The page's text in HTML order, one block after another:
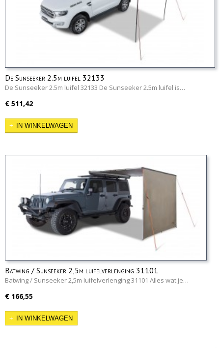
De Sunseeker 2.5m luifel 32133
De Sunseeker 2.5m luifel 32133 De Sunseeker 2.5m luifel is…
€ 511,42
IN WINKELWAGEN
Batwing / Sunseeker 2,5m luifelverlenging 31101
Batwing / Sunseeker 2,5m luifelverlenging 31101 Alles wat je…
€ 166,55
IN WINKELWAGEN